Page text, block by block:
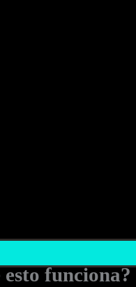
esto funciona?